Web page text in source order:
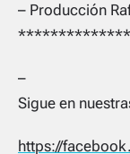
– Producción
–
Sigue en
https://